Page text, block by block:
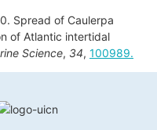
Spread of Caulerpa
of Atlantic intertidal
Science, 34, 100989.